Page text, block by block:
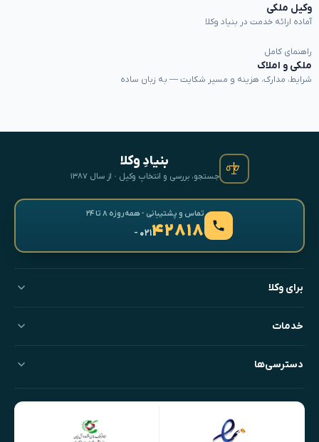
وکیل ملکی
آماده ارائه خدمت در بنیاد وکلا
راهنمای کامل
ملکی و املاک
شرایط، مدارک، هزینه و مسیر شکایت — به زبان ساده
بنیادِ وکلا
جستجو، بررسی و انتخابِ وکیل · از سال ۱۳۸۷
تماس و پشتیبانی · همه‌روزه ۸ تا ۲۴
۴۲۸۱۸- ۰۲۱
برای وکلا
خدمات
دسترسی‌ها